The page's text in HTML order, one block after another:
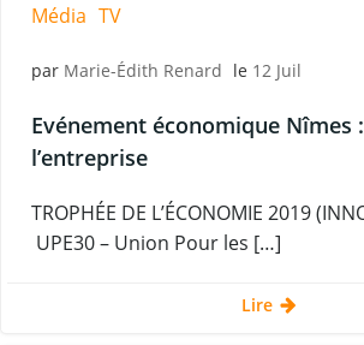
Média TV
par Marie-Édith Renard le 12 Juil
Evénement économique Nîmes
l’entreprise
TROPHÉE DE L’ÉCONOMIE 2019
UPE30 – Union Pour les […]
Lire